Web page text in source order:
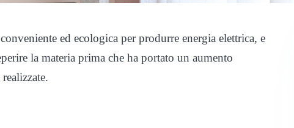
ed ecologica per produrre energia elettrica, e
la materia prima che ha portato un aumento